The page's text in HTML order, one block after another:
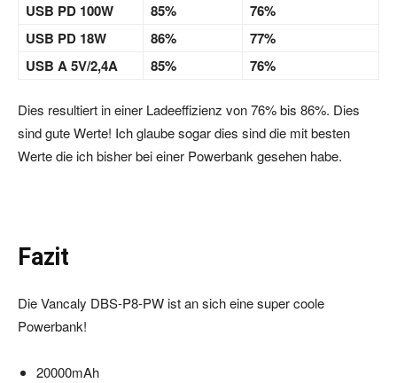
USB PD 100W
85%
76%
USB PD 18W
86%
77%
USB A 5V/2,4A
85% 76%
Dies resultiert in einer Ladeeffizienz von 76% bis 86%. Dies
sind gute Werte! Ich glaube sogar dies sind die mit besten
Werte die ich bisher bei einer Powerbank gesehen habe.
Fazit
Die Vancaly DBS-P8-PW ist an sich eine super coole
Powerbank!
20000mAh